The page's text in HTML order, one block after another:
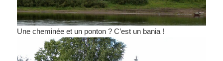
Une cheminée et un ponton ? C’est un bania !